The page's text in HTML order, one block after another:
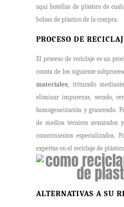
aquí botellas de plástico de
bolsas de plástico de la compra.
PROCESO DE
El proceso de reciclaje es un
consta de los siguiente
materiales, triturado
eliminar impurezas, secado,
homogeneización y granceado.
de medios técnicos avanzados
conocimientos especializados.
expertas en el reciclaje de
ALTERNATIVAS A SU